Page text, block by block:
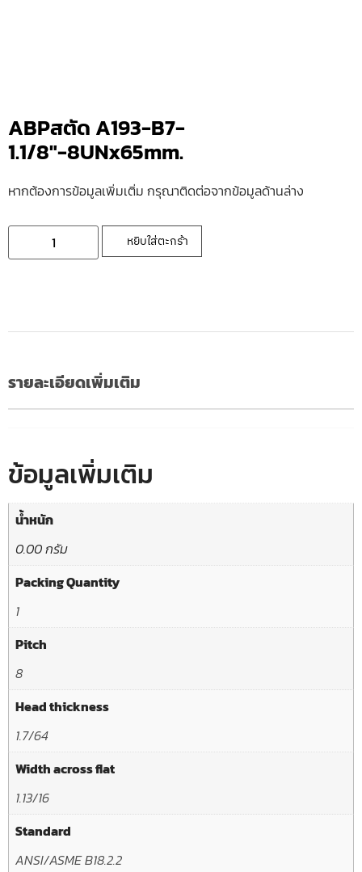
ABPสตัด A193-B7-
1.1/8″-8UNx65mm.
หากต้องการข้อมูลเพิ่มเติ่ม กรุณาติดต่อจากข้อมูลด้านล่าง
หยิบใส่ตะกร้า
รายละเอียดเพิ่มเติม
ข้อมูลเพิ่มเติม
น้ำหนัก
0.00 กรัม
Packing Quantity
1
Pitch
8
Head thickness
1.7/64
Width across flat
1.13/16
Standard
ANSI/ASME B18.2.2